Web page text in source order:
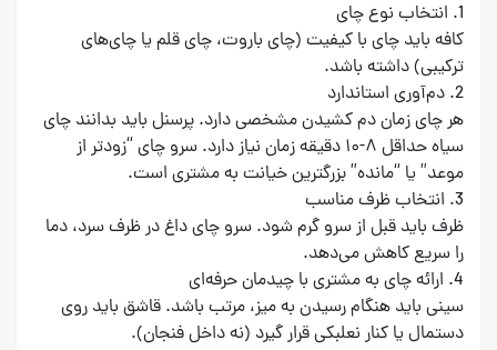
1. انتخاب نوع چای
کافه باید چای با کیفیت (چای باروت، چای قلم یا چای‌های
ترکیبی) داشته باشد.
2. دم‌آوری استاندارد
هر چای زمان دم کشیدن مشخصی دارد. پرسنل باید بدانند چای
سیاه حداقل ۸-۱۰ دقیقه زمان نیاز دارد. سرو چای “زودتر از
موعد” یا “مانده” بزرگترین خیانت به مشتری است.
3. انتخاب ظرف مناسب
ظرف باید قبل از سرو گرم شود. سرو چای داغ در ظرف سرد، دما
را سریع کاهش می‌دهد.
4. ارائه چای به مشتری با چیدمان حرفه‌ای
سینی باید هنگام رسیدن به میز، مرتب باشد. قاشق باید روی
دستمال یا کنار نعلبکی قرار گیرد (نه داخل فنجان).